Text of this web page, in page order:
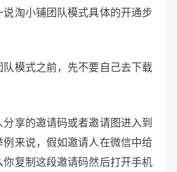
淘小铺团队模式具体的开通步
模式之前，先不要自己去下载
享的邀请码或者邀请图进入到
来说，假如邀请人在微信中给
复制这段邀请码然后打开手机